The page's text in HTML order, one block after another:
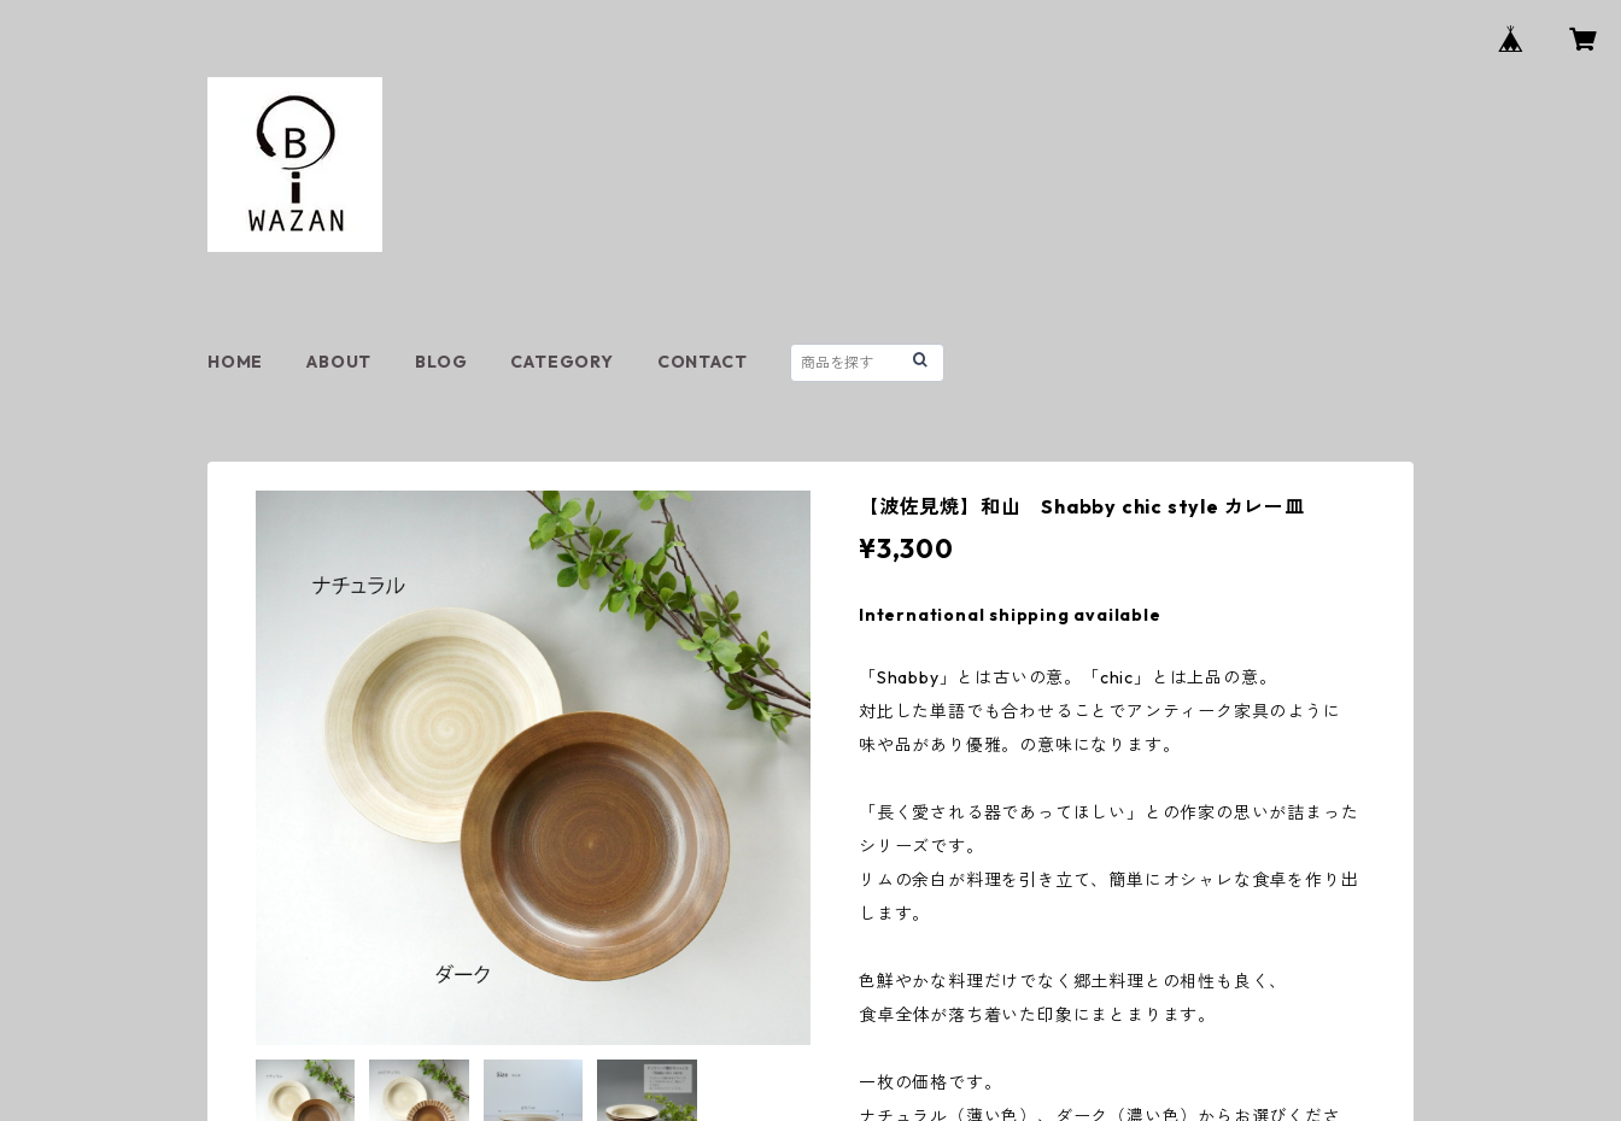
HOME ABOUT BLOG CATEGORY CONTACT
【波佐見焼】和山 Shabby chic style カレー皿
¥3,300
International shipping available
「Shabby」とは古いの意。「chic」とは上品の意。
対比した単語でも合わせることでアンティーク家具のように
味や品があり優雅。の意味になります。
「長く愛される器であってほしい」との作家の思いが詰まった
シリーズです。
リムの余白が料理を引き立て、簡単にオシャレな食卓を作り出
します。
色鮮やかな料理だけでなく郷土料理との相性も良く、
食卓全体が落ち着いた印象にまとまります。
一枚の価格です。
ナチュラル（薄い色）、ダーク（濃い色）からお選びくださ